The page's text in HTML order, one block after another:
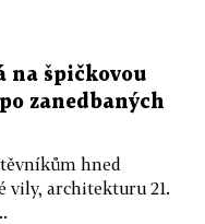
na špičkovou
zanedbaných
hned
vily, architekturu 21.